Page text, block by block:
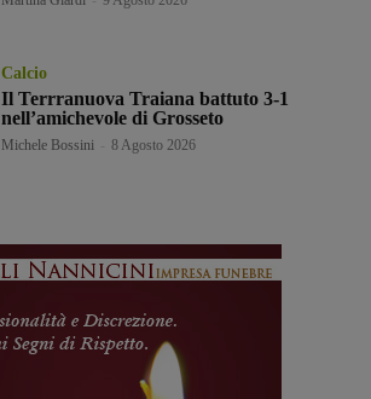
Calcio
Il Terrranuova Traiana battuto 3-1
nell’amichevole di Grosseto
Michele Bossini 8 Agosto 2026